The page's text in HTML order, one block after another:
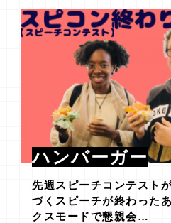
ハンバーガー
先週スピーチコンテスト
づくスピーチが終わった
クスモードで懇親会…